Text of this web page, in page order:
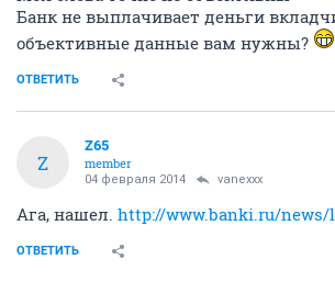
Банк не выплачивает деньги
объективные данные вам нужны?
ОТВЕТИТЬ
Z
Z65
member
04 февраля 2014 vanexxx
Ага, нашел. http://www.banki.ru/news/
ОТВЕТИТЬ